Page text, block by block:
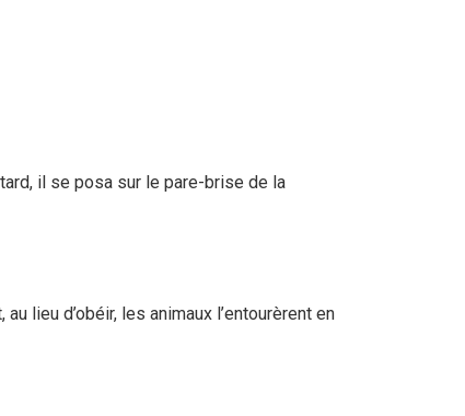
il se posa sur le pare-brise de la
lieu d’obéir, les animaux l’entourèrent en